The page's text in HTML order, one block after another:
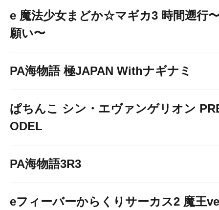
e 魔法少女まどか☆マギカ3 時間遡行
願い〜
PA海物語 極JAPAN Withナギナミ
ぱちんこ シン・エヴァンゲリオン
ODEL
PA海物語3R3
eフィーバーからくりサーカス2 魔王